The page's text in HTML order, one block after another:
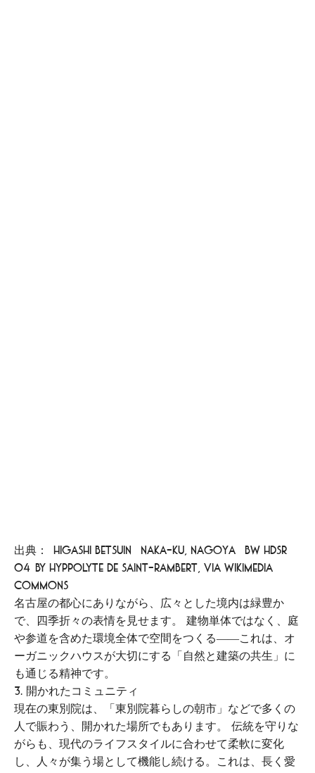
出典：[Higashi Betsuin (Naka-ku, Nagoya) BW hdsr
04]by Hyppolyte de Saint-Rambert, via Wikimedia
Commons
名古屋の都心にありながら、広々とした境内は緑豊か
で、四季折々の表情を見せます。 建物単体ではなく、庭
や参道を含めた環境全体で空間をつくる――これは、オ
ーガニックハウスが大切にする「自然と建築の共生」に
も通じる精神です。
3. 開かれたコミュニティ
現在の東別院は、「東別院暮らしの朝市」などで多くの
人で賑わう、開かれた場所でもあります。 伝統を守りな
がらも、現代のライフスタイルに合わせて柔軟に変化
し、人々が集う場として機能し続ける。これは、長く愛